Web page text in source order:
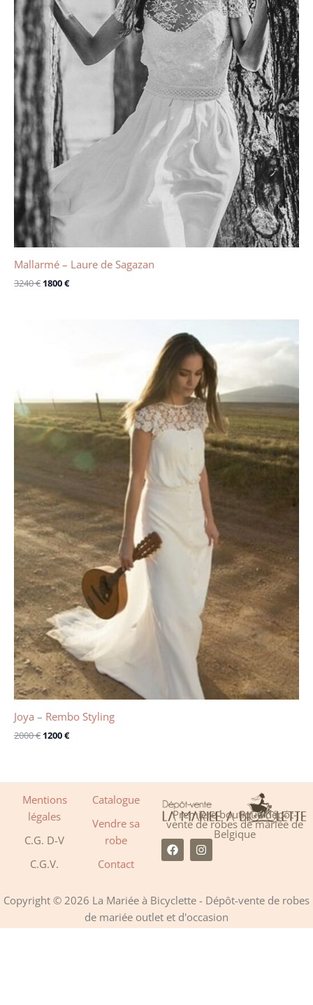
Mallarmé – Laure de Sagazan
3240€ 1800€
Joya – Rembo Styling
2000€ 1200€
Mentions
légales
C.G. D-V
C.G.V.
Catalogue
Vendre sa
robe
Contact
Première boutique dépôt-
vente de robes de mariée de
Belgique
F
a
c
o
o
k
I
n
s
g
a
m
Copyright © 2026 La Mariée à Bicyclette - Dépôt-vente de robes
de mariée outlet et d'occasion